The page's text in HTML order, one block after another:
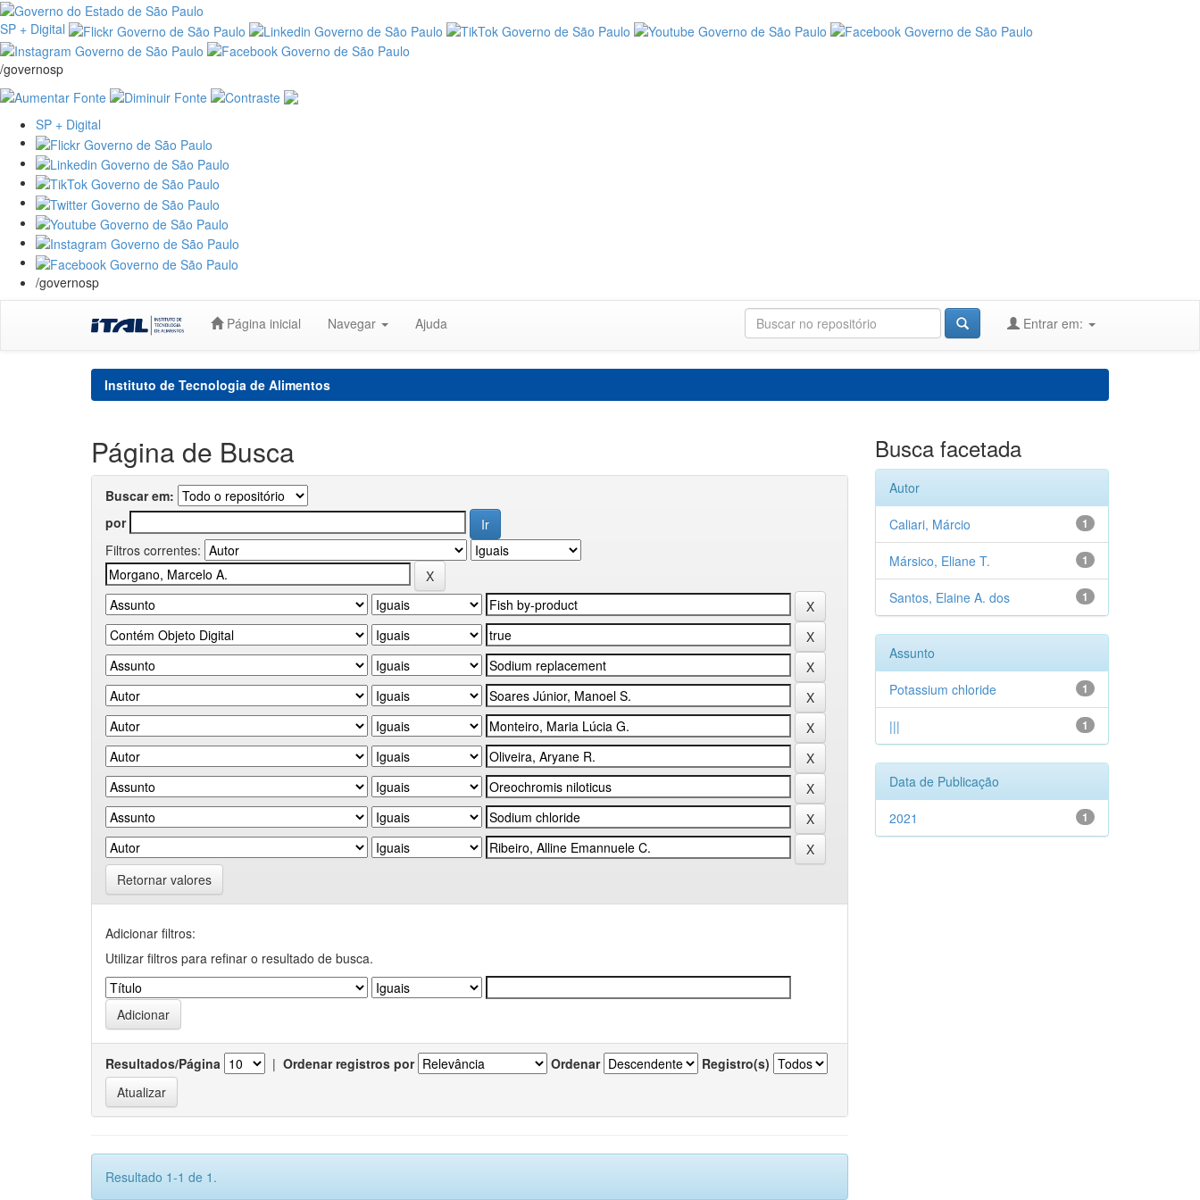
SP + Digital
/governosp
SP + Digital
/governosp
Página inicial Navegar Ajuda Entrar em:
Instituto de Tecnologia de Alimentos
Página de Busca
Buscar em:
por
Filtros correntes:
Retornar valores
Adicionar filtros:
Utilizar filtros para refinar o resultado de busca.
Resultados/Página | Ordenar registros por Ordenar Registro(s)
Resultado 1-1 de 1.
Busca facetada
Autor
1
Caliari, Márcio
1
Mársico, Eliane T.
1
Santos, Elaine A. dos
Assunto
1
Potassium chloride
1
|||
Data de Publicação
1
2021